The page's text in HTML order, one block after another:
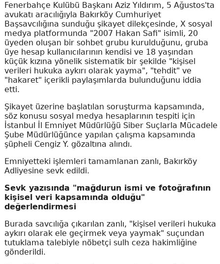
Fenerbahçe Kulübü Başkanı Aziz Yıldırım, 5 Ağustos'ta
avukatı aracılığıyla Bakırköy Cumhuriyet
Başsavcılığına sunduğu şikayet dilekçesinde, X sosyal
medya platformunda "2007 Hakan Safi" isimli, 20
üyeden oluşan bir sohbet grubu kurulduğunu, gruba
üye hesap kullanıcılarının kendisi ve 18 yaşından
küçük kızına yönelik sistematik bir şekilde "kişisel
verileri hukuka aykırı olarak yayma", "tehdit" ve
"hakaret" içerikli paylaşımlarda bulunduğunu iddia
etti.
Şikayet üzerine başlatılan soruşturma kapsamında,
söz konusu sosyal medya hesaplarının tespiti için
İstanbul İl Emniyet Müdürlüğü Siber Suçlarla Mücadele
Şube Müdürlüğünce yapılan çalışma kapsamında
şüpheli Cengiz Y. gözaltına alındı.
Emniyetteki işlemleri tamamlanan zanlı, Bakırköy
Adliyesine sevk edildi.
Sevk yazısında "mağdurun ismi ve fotoğrafının
kişisel veri kapsamında olduğu"
değerlendirmesi
Burada savcılığa çıkarılan zanlı, "kişisel verileri hukuka
aykırı olarak ele geçirmek veya yaymak" suçundan
tutuklama talebiyle nöbetçi sulh ceza hakimliğine
gönderildi.